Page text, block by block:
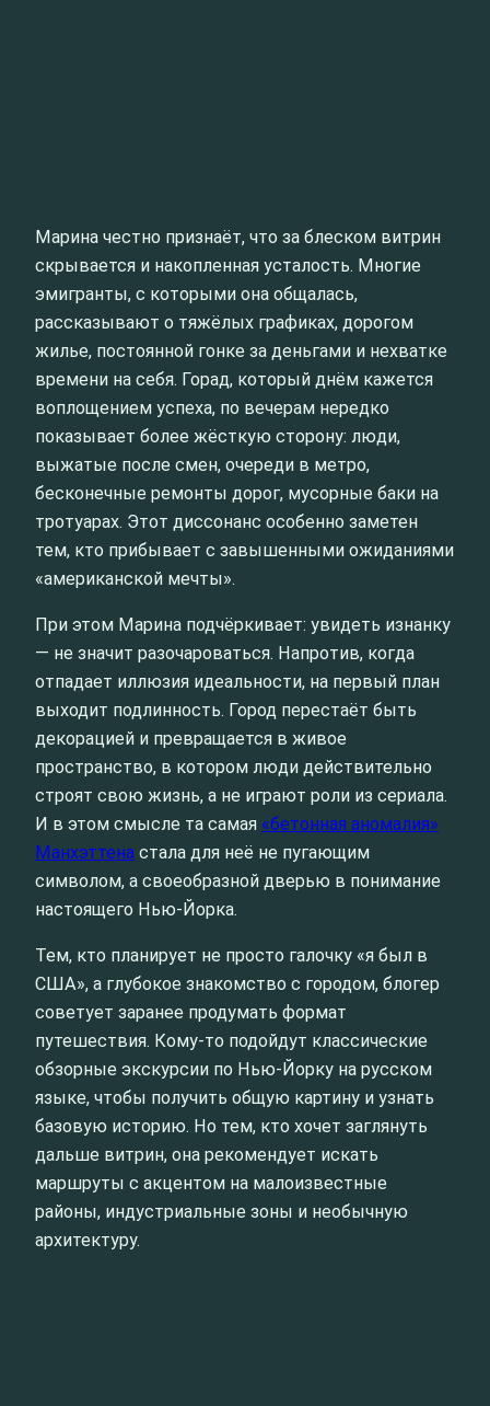
Марина честно признаёт, что за блеском витрин
скрывается и накопленная усталость. Многие
эмигранты, с которыми она общалась,
рассказывают о тяжёлых графиках, дорогом
жилье, постоянной гонке за деньгами и нехватке
времени на себя. Горад, который днём кажется
воплощением успеха, по вечерам нередко
показывает более жёсткую сторону: люди,
выжатые после смен, очереди в метро,
бесконечные ремонты дорог, мусорные баки на
тротуарах. Этот диссонанс особенно заметен
тем, кто прибывает с завышенными ожиданиями
«американской мечты».
При этом Марина подчёркивает: увидеть изнанку
— не значит разочароваться. Напротив, когда
отпадает иллюзия идеальности, на первый план
выходит подлинность. Город перестаёт быть
декорацией и превращается в живое
пространство, в котором люди действительно
строят свою жизнь, а не играют роли из сериала.
И в этом смысле та самая «бетонная аномалия»
Манхэттена стала для неё не пугающим
символом, а своеобразной дверью в понимание
настоящего Нью-Йорка.
Тем, кто планирует не просто галочку «я был в
США», а глубокое знакомство с городом, блогер
советует заранее продумать формат
путешествия. Кому-то подойдут классические
обзорные экскурсии по Нью-Йорку на русском
языке, чтобы получить общую картину и узнать
базовую историю. Но тем, кто хочет заглянуть
дальше витрин, она рекомендует искать
маршруты с акцентом на малоизвестные
районы, индустриальные зоны и необычную
архитектуру.